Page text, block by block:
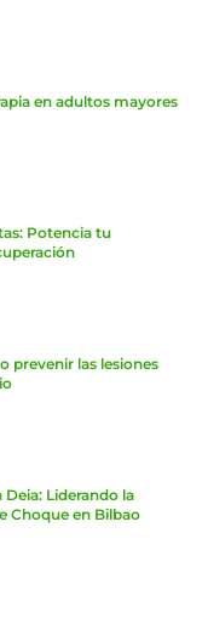
en adultos mayores
Potencia tu
prevenir las lesiones
Liderando la
Choque en Bilbao